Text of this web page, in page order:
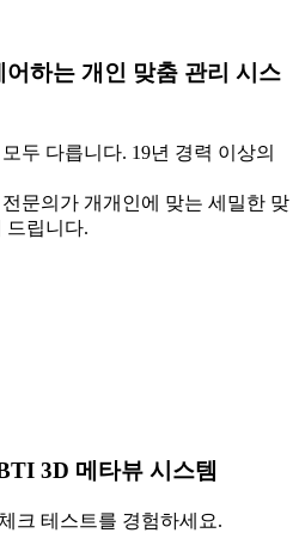
하는 개인 맞춤 관리 시스
두 다릅니다. 19년 경력 이상의
문의가 개개인에 맞는 세밀한 맞
드립니다.
3D 메타뷰 시스템
크 테스트를 경험하세요.